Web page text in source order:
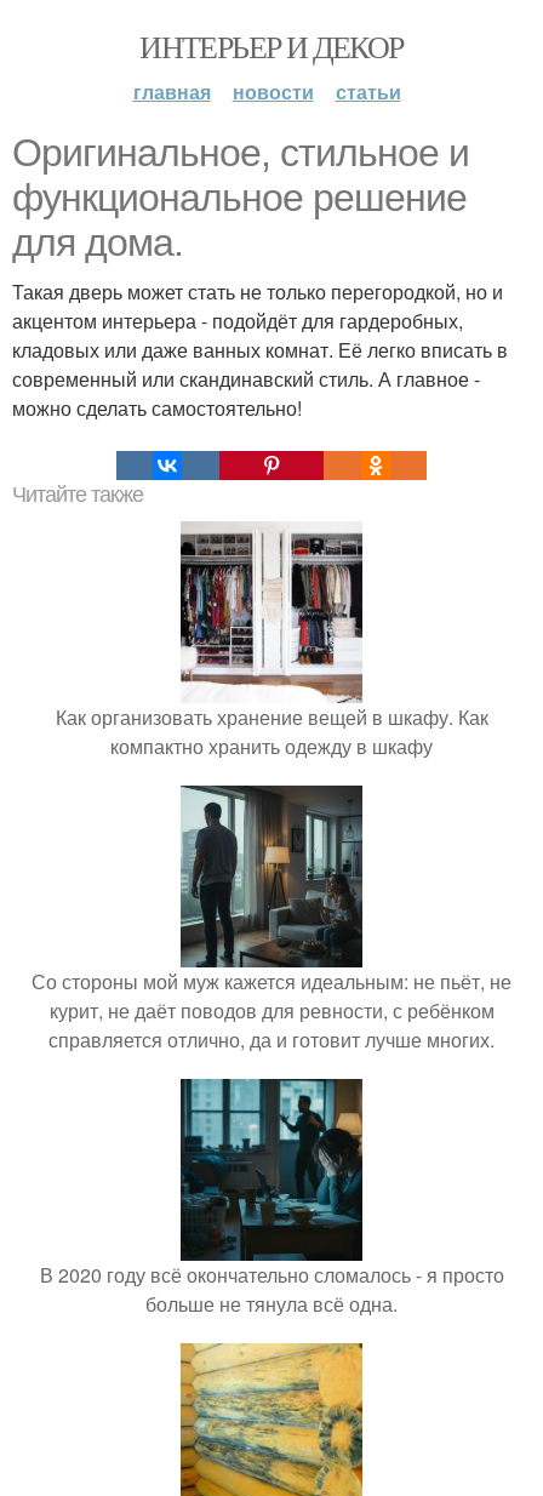
ИНТЕРЬЕР И ДЕКОР
главная новости статьи
Оригинальное, стильное и
функциональное решение
для дома.
Такая дверь может стать не только перегородкой, но и
акцентом интерьера - подойдёт для гардеробных,
кладовых или даже ванных комнат. Её легко вписать в
современный или скандинавский стиль. А главное -
можно сделать самостоятельно!
Читайте также
Как организовать хранение вещей в шкафу. Как
компактно хранить одежду в шкафу
Со стороны мой муж кажется идеальным: не пьёт, не
курит, не даёт поводов для ревности, с ребёнком
справляется отлично, да и готовит лучше многих.
В 2020 году всё окончательно сломалось - я просто
больше не тянула всё одна.